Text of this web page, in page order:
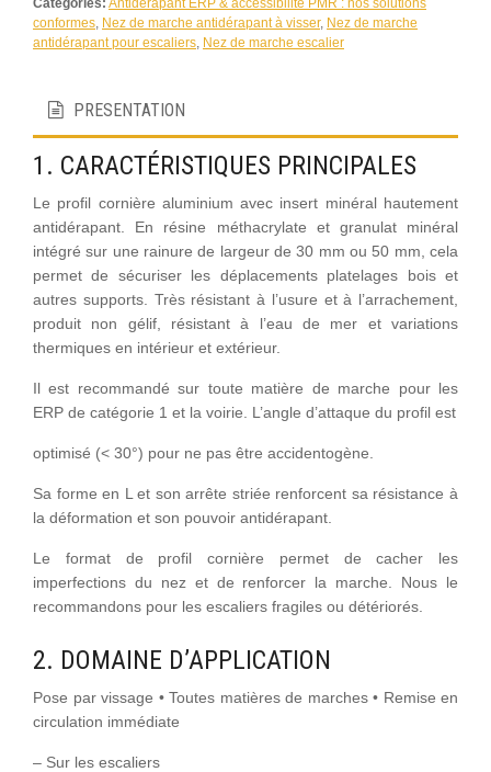
conformes Nez de marche antidérapant à visser, Nez de marche
antidérapant pour escaliers Nez de marche escalier
PRESENTATION
1. CARACTÉRISTIQUES PRINCIPALES
Le profil cornière aluminium avec insert minéral hautement
antidérapant. En résine méthacrylate et granulat minéral
intégré sur une rainure de largeur de 30 mm ou 50 mm, cela
permet de sécuriser les déplacements platelages bois et
autres supports. Très résistant à l’usure et à l’arrachement,
produit non gélif, résistant à l’eau de mer et variations
thermiques en intérieur et extérieur.
Il est recommandé sur toute matière de marche pour les
ERP de catégorie 1 et la voirie. L’angle d’attaque du profil est
optimisé (< 30°) pour ne pas être accidentogène.
Sa forme en L et son arrête striée renforcent sa résistance à
la déformation et son pouvoir antidérapant.
Le format de profil cornière permet de cacher les
imperfections du nez et de renforcer la marche. Nous le
recommandons pour les escaliers fragiles ou détériorés.
2. DOMAINE D’APPLICATION
Pose par vissage • Toutes matières de marches • Remise en
circulation immédiate
– Sur les escaliers